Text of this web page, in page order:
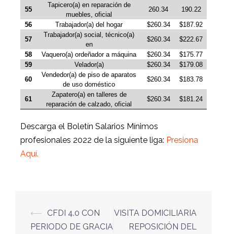
55
Tapicero(a) en reparación de
muebles, oficial
260.34
190.22
56
Trabajador(a) del hogar $260.34
$187.92
57
Trabajador(a) social, técnico(a)
en
$260.34
$222.67
58
Vaquero(a) ordeñador a máquina $260.34
$175.77
59
Velador(a) $260.34
$179.08
60
Vendedor(a) de piso de aparatos
de uso doméstico
$260.34 $183.78
61
Zapatero(a) en talleres de
reparación de calzado, oficial
$260.34 $181.24
Descarga el Boletín Salarios Mínimos
profesionales 2022 de la siguiente liga: Presiona
Aquí.
⟵
CFDI 4.0 CON
PERIODO DE GRACIA
VISITA DOMICILIARIA
REPOSICIÓN DEL